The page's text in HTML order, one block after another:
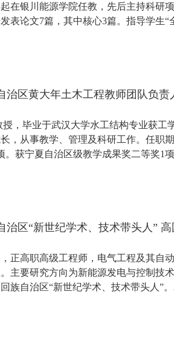
在银川能源学院任教，先后主持科研
表论文7篇，其中核心3篇。指导学生“
治区黄大年土木工程教师团队负责
授，毕业于武汉大学水工结构专业获工
，从事教学、管理及科研工作。任职
。获宁夏自治区级教学成果奖二等奖1
治区“新世纪学术、技术带头人”
正高职高级工程师，电气工程及其自
主要研究方向为新能源发电与控制技
族自治区“新世纪学术、技术带头人”